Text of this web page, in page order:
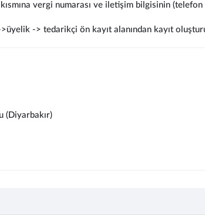
vergi numarası ve iletişim bilgisinin (telefon
-> tedarikçi ön kayıt alanından kayıt
(Diyarbakır)